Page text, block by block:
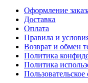
Оформление
Доставка
Оплата
Правила и
Возврат и обмен
Политика
Политика